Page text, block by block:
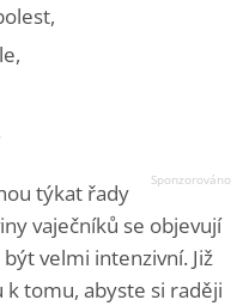
týkat řady
vaječníků se objevují
velmi intenzivní. Již
tomu, abyste si raději